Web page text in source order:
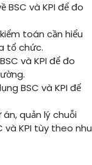
và KPI để đo
toán cần hiểu
tổ chức.
và KPI để đo
BSC và KPI để
quản lý chuỗi
và KPI tùy theo nhu